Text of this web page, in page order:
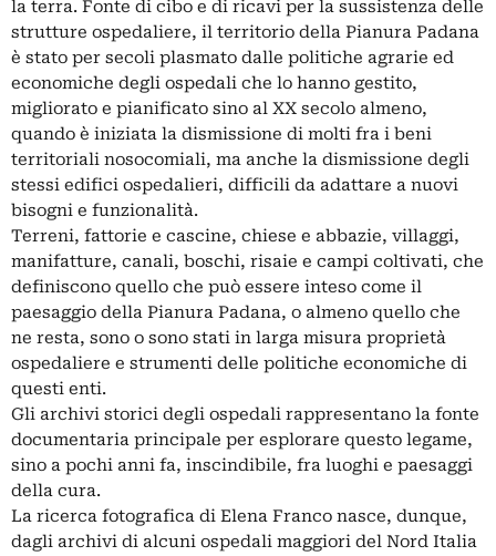
la terra. Fonte di cibo e di ricavi per la sussistenza delle
strutture ospedaliere, il territorio della Pianura Padana
è stato per secoli plasmato dalle politiche agrarie ed
economiche degli ospedali che lo hanno gestito,
migliorato e pianificato sino al XX secolo almeno,
quando è iniziata la dismissione di molti fra i beni
territoriali nosocomiali, ma anche la dismissione degli
stessi edifici ospedalieri, difficili da adattare a nuovi
bisogni e funzionalità.
Terreni, fattorie e cascine, chiese e abbazie, villaggi,
manifatture, canali, boschi, risaie e campi coltivati, che
definiscono quello che può essere inteso come il
paesaggio della Pianura Padana, o almeno quello che
ne resta, sono o sono stati in larga misura proprietà
ospedaliere e strumenti delle politiche economiche di
questi enti.
Gli archivi storici degli ospedali rappresentano la fonte
documentaria principale per esplorare questo legame,
sino a pochi anni fa, inscindibile, fra luoghi e paesaggi
della cura.
La ricerca fotografica di Elena Franco nasce, dunque,
dagli archivi di alcuni ospedali maggiori del Nord Italia